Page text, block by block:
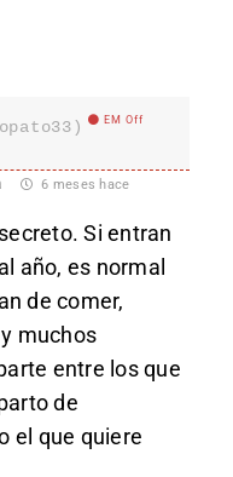
EM Off
6 meses hace
Si entran
año, es normal
de comer,
muchos
entre los que
de
el que quiere